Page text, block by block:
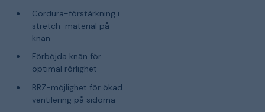
Cordura-förstärkning i
stretch-material på
knän
Förböjda knän för
optimal rörlighet
BRZ-möjlighet för ökad
ventilering på sidorna